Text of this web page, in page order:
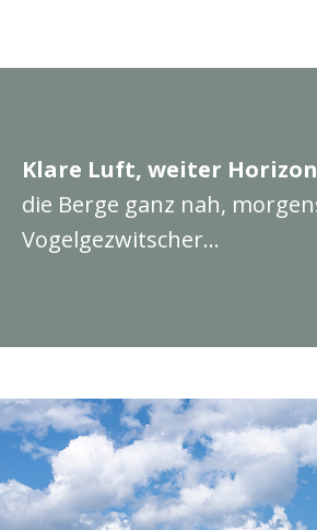
Klare Luft, weiter
die Berge ganz nah,
Vogelgezwitscher…